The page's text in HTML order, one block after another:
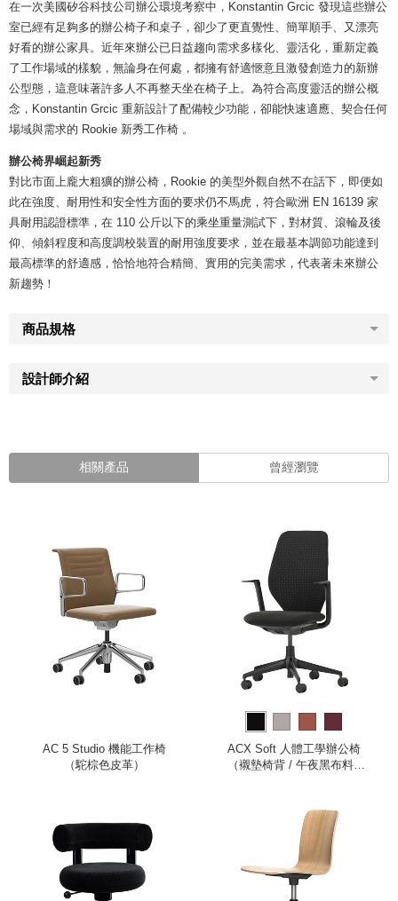
在一次美國矽谷科技公司辦公環境考察中，Konstantin Grcic 發現這些辦公
室已經有足夠多的辦公椅子和桌子，卻少了更直覺性、簡單順手、又漂亮
好看的辦公家具。近年來辦公已日益趨向需求多樣化、靈活化，重新定義
了工作場域的樣貌，無論身在何處，都擁有舒適愜意且激發創造力的新辦
公型態，這意味著許多人不再整天坐在椅子上。為符合高度靈活的辦公概
念，Konstantin Grcic 重新設計了配備較少功能，卻能快速適應、契合任何
場域與需求的 Rookie 新秀工作椅 。
辦公椅界崛起新秀
對比市面上龐大粗獷的辦公椅，Rookie 的美型外觀自然不在話下，即便如
此在強度、耐用性和安全性方面的要求仍不馬虎，符合歐洲 EN 16139 家
具耐用認證標準，在 110 公斤以下的乘坐重量測試下，對材質、滾輪及後
仰、傾斜程度和高度調校裝置的耐用強度要求，並在最基本調節功能達到
最高標準的舒適感，恰恰地符合精簡、實用的完美需求，代表著未來辦公
新趨勢！
商品規格
設計師介紹
相關產品 曾經瀏覽
AC 5 Studio 機能工作椅
（駝棕色皮革）
ACX Soft 人體工學辦公椅
（襯墊椅背 / 午夜黑布料 /